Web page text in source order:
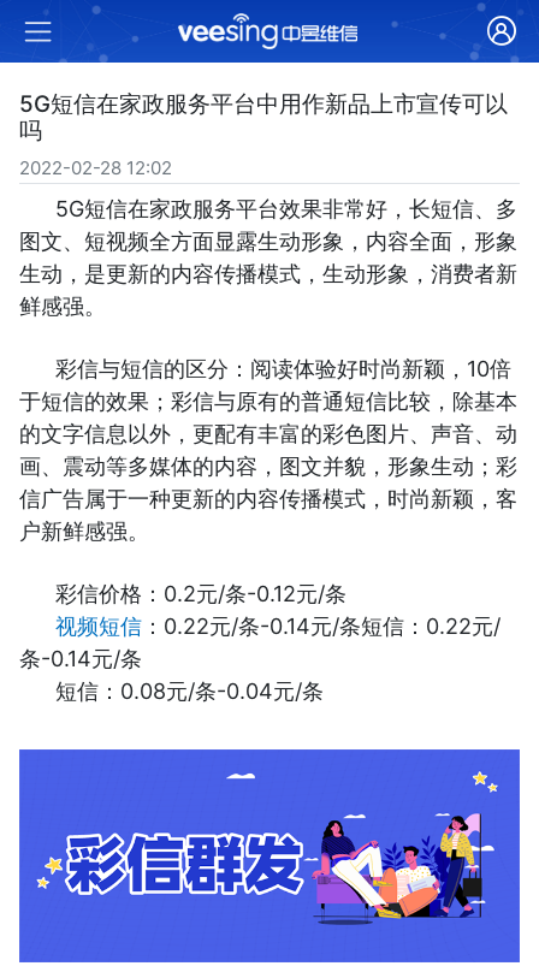
5G短信在家政服务平台中用作新品上市宣传可以
吗
2022-02-28 12:02
5G短信在家政服务平台效果非常好，长短信、多
图文、短视频全方面显露生动形象，内容全面，形象
生动，是更新的内容传播模式，生动形象，消费者新
鲜感强。
彩信与短信的区分：阅读体验好时尚新颖，10倍
于短信的效果；彩信与原有的普通短信比较，除基本
的文字信息以外，更配有丰富的彩色图片、声音、动
画、震动等多媒体的内容，图文并貌，形象生动；彩
信广告属于一种更新的内容传播模式，时尚新颖，客
户新鲜感强。
彩信价格：0.2元/条-0.12元/条
视频短信 ：0.22元/条-0.14元/条短信：0.22元/
条-0.14元/条
短信：0.08元/条-0.04元/条